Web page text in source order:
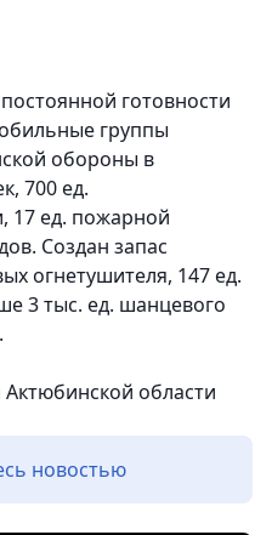
готовности
группы
обороны в
700 ед.
17 ед. пожарной
Создан запас
огнетушителя, 147 ед.
3 тыс. ед. шанцевого
области
новостью